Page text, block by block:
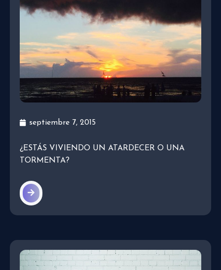
septiembre 7, 2015
¿ESTÁS VIVIENDO UN ATARDECER O UNA
TORMENTA?